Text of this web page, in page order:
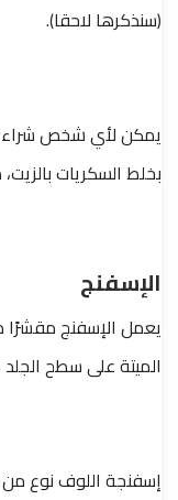
(سنذكرها لاحقا).
يمكن لأي شخص شراء
بخلط السكريات
الإسفنج
يعمل الإسفنج مقشرًا
الميتة على سطح الجلد
إسفنجة اللوف نوع من